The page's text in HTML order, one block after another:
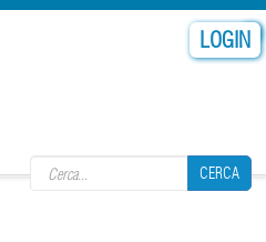
LOGIN
CERCA